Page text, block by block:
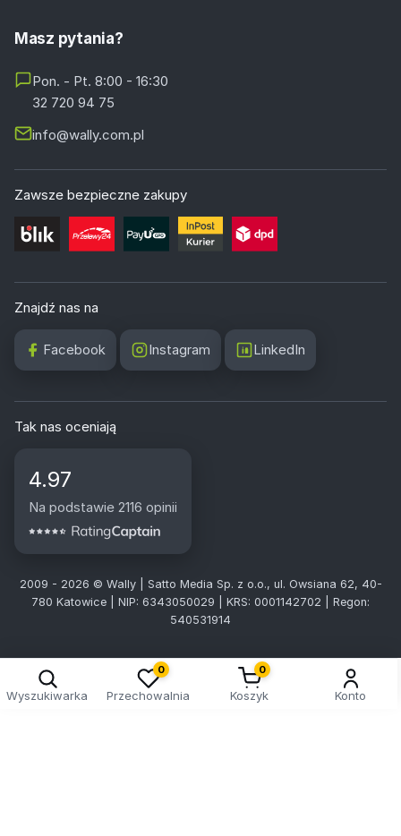
Masz pytania?
Pon. - Pt. 8:00 - 16:30
32 720 94 75
info@wally.com.pl
Zawsze bezpieczne zakupy
Znajdź nas na
Facebook Instagram LinkedIn
Tak nas oceniają
4.97
Na podstawie 2116 opinii
2009 - 2026 © Wally | Satto Media Sp. z o.o., ul. Owsiana 62, 40-
780 Katowice | NIP: 6343050029 | KRS: 0001142702 | Regon:
540531914
Wyszukiwarka
0
Przechowalnia
0
Koszyk Konto